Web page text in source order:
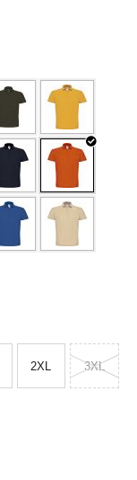
2XL 3XL